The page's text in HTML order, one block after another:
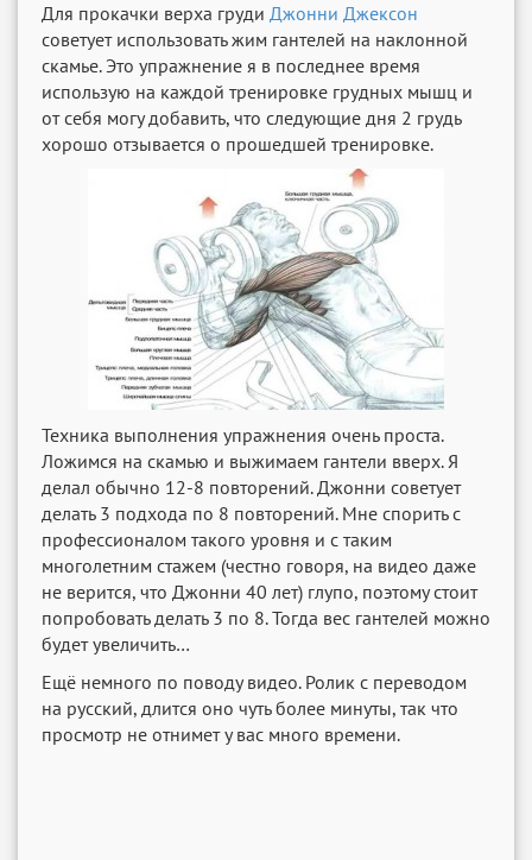
Для прокачки верха груди Джонни Джексон
советует использовать жим гантелей на наклонной
скамье. Это упражнение я в последнее время
использую на каждой тренировке грудных мышц и
от себя могу добавить, что следующие дня 2 грудь
хорошо отзывается о прошедшей тренировке.
Техника выполнения упражнения очень проста.
Ложимся на скамью и выжимаем гантели вверх. Я
делал обычно 12-8 повторений. Джонни советует
делать 3 подхода по 8 повторений. Мне спорить с
профессионалом такого уровня и с таким
многолетним стажем (честно говоря, на видео даже
не верится, что Джонни 40 лет) глупо, поэтому стоит
попробовать делать 3 по 8. Тогда вес гантелей можно
будет увеличить…
Ещё немного по поводу видео. Ролик с переводом
на русский, длится оно чуть более минуты, так что
просмотр не отнимет у вас много времени.